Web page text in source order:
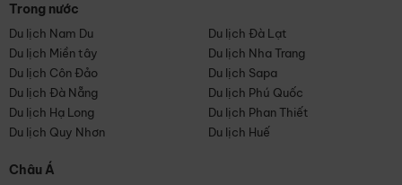
Trong nước
Du lịch Nam Du
Du lịch Đà Lạt
Du lịch Miền tây
Du lịch Nha Trang
Du lịch Côn Đảo
Du lịch Sapa
Du lịch Đà Nẵng
Du lịch Phú Quốc
Du lịch Hạ Long
Du lịch Phan Thiết
Du lịch Quy Nhơn
Du lịch Huế
Châu Á